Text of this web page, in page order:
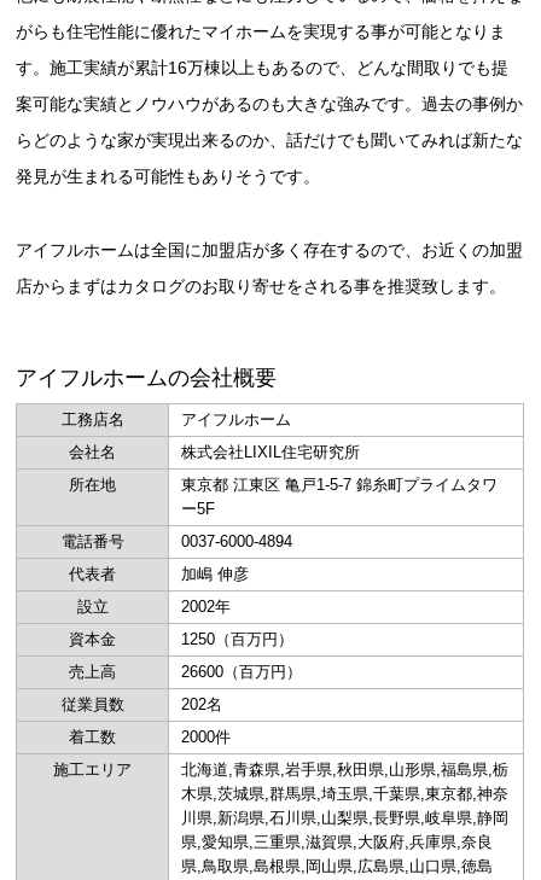
がらも住宅性能に優れたマイホームを実現する事が可能となりま
す。施工実績が累計16万棟以上もあるので、どんな間取りでも提
案可能な実績とノウハウがあるのも大きな強みです。過去の事例か
らどのような家が実現出来るのか、話だけでも聞いてみれば新たな
発見が生まれる可能性もありそうです。
アイフルホームは全国に加盟店が多く存在するので、お近くの加盟
店からまずはカタログのお取り寄せをされる事を推奨致します。
アイフルホームの会社概要
工務店名
アイフルホーム
会社名
株式会社LIXIL住宅研究所
所在地
東京都 江東区 亀戸1-5-7 錦糸町プライムタワ
ー5F
電話番号
0037-6000-4894
代表者
加嶋 伸彦
設立
2002年
資本金
1250（百万円）
売上高
26600（百万円）
従業員数
202名
着工数
2000件
施工エリア
北海道,青森県,岩手県,秋田県,山形県,福島県,栃
木県,茨城県,群馬県,埼玉県,千葉県,東京都,神奈
川県,新潟県,石川県,山梨県,長野県,岐阜県,静岡
県,愛知県,三重県,滋賀県,大阪府,兵庫県,奈良
県,鳥取県,島根県,岡山県,広島県,山口県,徳島